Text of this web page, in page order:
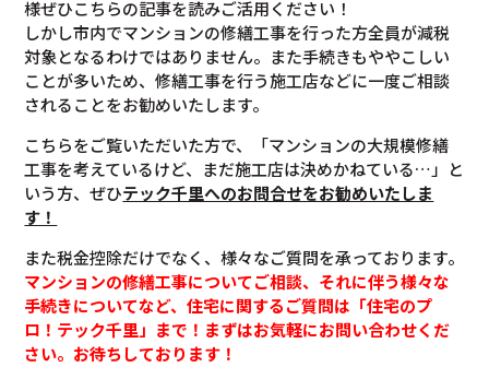
様ぜひこちらの記事を読みご活用ください！
しかし市内でマンションの修繕工事を行った方全員が減税
対象となるわけではありません。また手続きもややこしい
ことが多いため、修繕工事を行う施工店などに一度ご相談
されることをお勧めいたします。
こちらをご覧いただいた方で、「マンションの大規模修繕
工事を考えているけど、まだ施工店は決めかねている…」と
いう方、ぜひテック千里へのお問合せをお勧めいたしま
す！
また税金控除だけでなく、様々なご質問を承っております。
マンションの修繕工事についてご相談、それに伴う様々な
手続きについてなど、住宅に関するご質問は「住宅のプ
ロ！テック千里」まで！まずはお気軽にお問い合わせくだ
さい。お待ちしております！